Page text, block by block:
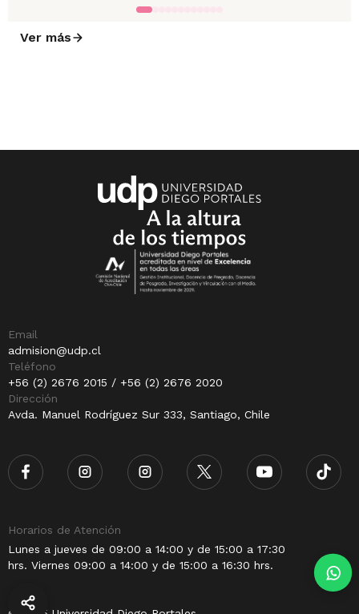
Ver más
Email
admision@udp.cl
Teléfono
+56 (2) 2676 2015 / +56 (2) 2676 2020
Dirección
Avda. Manuel Rodríguez Sur 333, Santiago, Chile
Horarios de Atención
Lunes a jueves de 09:00 a 14:00 y de 15:00 a 17:30
hrs. Viernes 09:00 a 14:00 y de 15:00 a 16:30 hrs.